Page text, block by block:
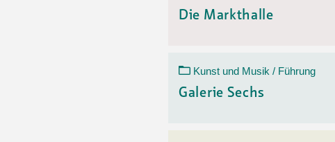
Die Markthalle
Kunst und Musik / Führung
Galerie Sechs